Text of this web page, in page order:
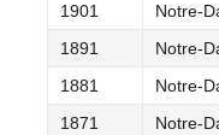
1901
Notre-
1891
Notre-
1881
Notre-
1871
Notre-